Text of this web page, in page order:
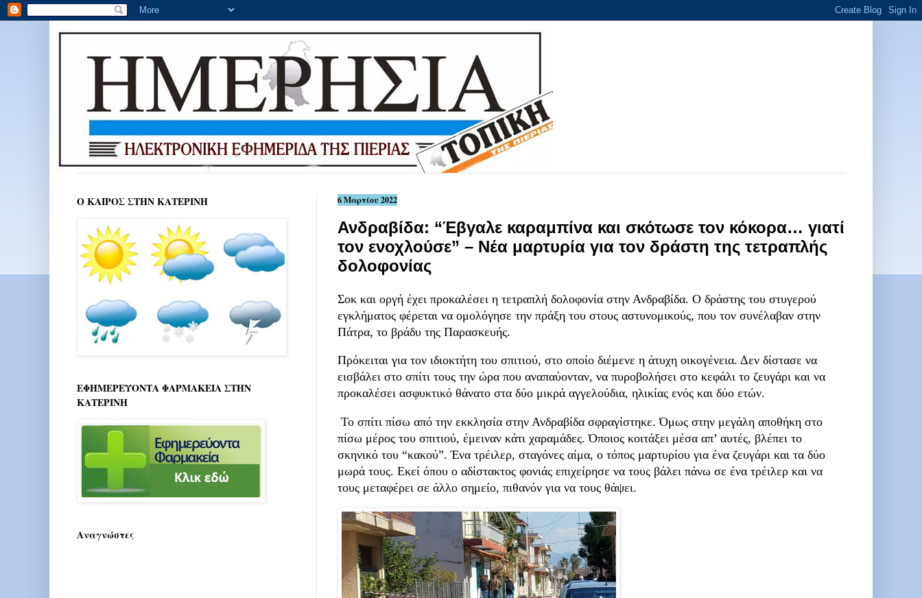
6 Μαρτίου 2022
Ανδραβίδα: “Έβγαλε καραμπίνα και σκότωσε τον κόκορα… γιατί
τον ενοχλούσε” – Νέα μαρτυρία για τον δράστη της τετραπλής
δολοφονίας
Σοκ και οργή έχει προκαλέσει η τετραπλή δολοφονία στην Ανδραβίδα. Ο δράστης του στυγερού
εγκλήματος φέρεται να ομολόγησε την πράξη του στους αστυνομικούς, που τον συνέλαβαν στην
Πάτρα, το βράδυ της Παρασκευής.
Πρόκειται για τον ιδιοκτήτη του σπιτιού, στο οποίο διέμενε η άτυχη οικογένεια. Δεν δίστασε να
εισβάλει στο σπίτι τους την ώρα που αναπαύονταν, να πυροβολήσει στο κεφάλι το ζευγάρι και να
προκαλέσει ασφυκτικό θάνατο στα δύο μικρά αγγελούδια, ηλικίας ενός και δύο ετών.
Το σπίτι πίσω από την εκκλησία στην Ανδραβίδα σφραγίστηκε. Όμως στην μεγάλη αποθήκη στο
πίσω μέρος του σπιτιού, έμειναν κάτι χαραμάδες. Όποιος κοιτάξει μέσα απ’ αυτές, βλέπει το
σκηνικό του “κακού”. Ένα τρέιλερ, σταγόνες αίμα, ο τόπος μαρτυρίου για ένα ζευγάρι και τα δύο
μωρά τους. Εκεί όπου ο αδίστακτος φονιάς επιχείρησε να τους βάλει πάνω σε ένα τρέιλερ και να
τους μεταφέρει σε άλλο σημείο, πιθανόν για να τους θάψει.
Ο ΚΑΙΡΟΣ ΣΤΗΝ ΚΑΤΕΡΙΝΗ
ΕΦΗΜΕΡΕΥΟΝΤΑ ΦΑΡΜΑΚΕΙΑ ΣΤΗΝ
ΚΑΤΕΡΙΝΗ
Αναγνώστες